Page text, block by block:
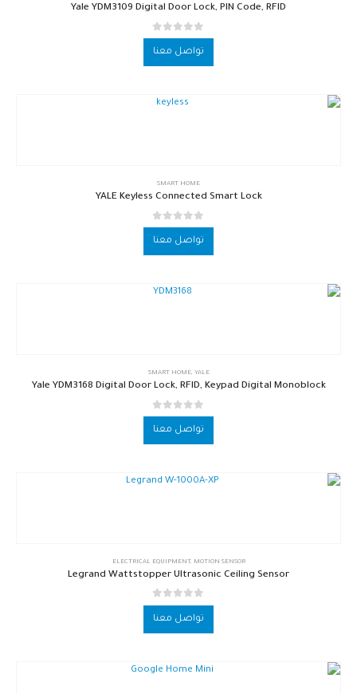
Yale YDM3109 Digital Door Lock, PIN Code, RFID
0
out of 5
تواصل معنا
SMART HOME
YALE Keyless Connected Smart Lock
0
out of 5
تواصل معنا
SMART HOME, YALE
Yale YDM3168 Digital Door Lock, RFID, Keypad Digital Monoblock
0
out of 5
تواصل معنا
ELECTRICAL EQUIPMENT, MOTION SENSOR
Legrand Wattstopper Ultrasonic Ceiling Sensor
0
out of 5
تواصل معنا